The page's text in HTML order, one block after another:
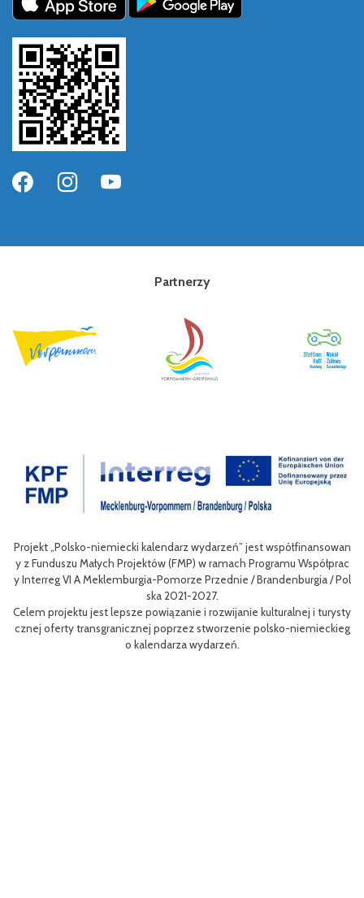
Partnerzy
/ Pol
Celem III Polsko-Niemieckich Dni Turystyki Rowerowej jest
nie oferty turystycznej oraz ułatwienie transgranicznego dostępu do
niej dla mieszkańców obszaru Euroregionu Pomerania jak i dla
w odwiedzających region.
Efektem planowanych działań jest przybliżenie zwykłym
m rowerów możliwości różnych tras oraz miejsc do zwiedzenia, jak i
aangażowanie prawdziwych rowerowych pasjonatów w rozwój